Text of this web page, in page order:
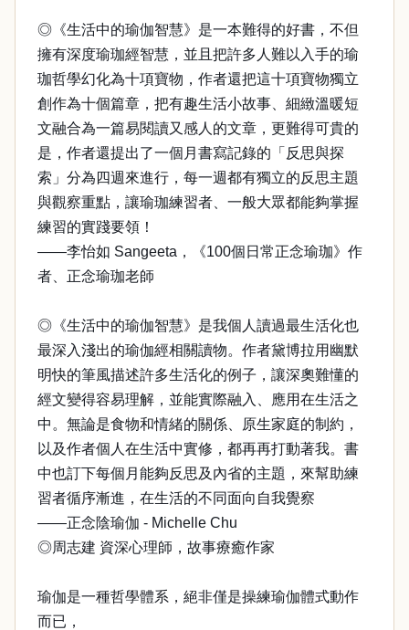
◎《生活中的瑜伽智慧》是一本難得的好書，不但
擁有深度瑜珈經智慧，並且把許多人難以入手的瑜
珈哲學幻化為十項寶物，作者還把這十項寶物獨立
創作為十個篇章，把有趣生活小故事、細緻溫暖短
文融合為一篇易閱讀又感人的文章，更難得可貴的
是，作者還提出了一個月書寫記錄的「反思與探
索」分為四週來進行，每一週都有獨立的反思主題
與觀察重點，讓瑜珈練習者、一般大眾都能夠掌握
練習的實踐要領！
——李怡如 Sangeeta，《100個日常正念瑜珈》作
者、正念瑜珈老師
◎《生活中的瑜伽智慧》是我個人讀過最生活化也
最深入淺出的瑜伽經相關讀物。作者黛博拉用幽默
明快的筆風描述許多生活化的例子，讓深奧難懂的
經文變得容易理解，並能實際融入、應用在生活之
中。無論是食物和情緒的關係、原生家庭的制約，
以及作者個人在生活中實修，都再再打動著我。書
中也訂下每個月能夠反思及內省的主題，來幫助練
習者循序漸進，在生活的不同面向自我覺察
——正念陰瑜伽 - Michelle Chu
◎周志建 資深心理師，故事療癒作家
瑜伽是一種哲學體系，絕非僅是操練瑜伽體式動作
而已，